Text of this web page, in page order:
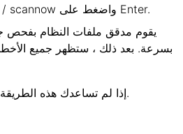
تغييرات. اكتب الأمر sfc / scannow واضغط على Enter.
يقوم مدقق ملفات النظام بفحص
بسرعة. بعد ذلك ، ستظهر جميع
إذا لم تساعدك هذه الطريقة ، فاستخدم الطريقة التالية.